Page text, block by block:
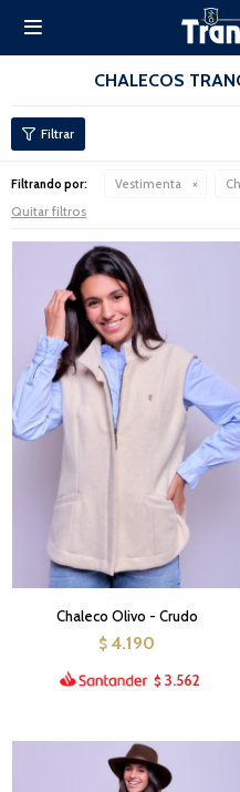

CHALECOS
Filtrando por: Vestimenta
Quitar filtros
Chaleco Olivo - Crudo
$ 4.190
$ 3.562